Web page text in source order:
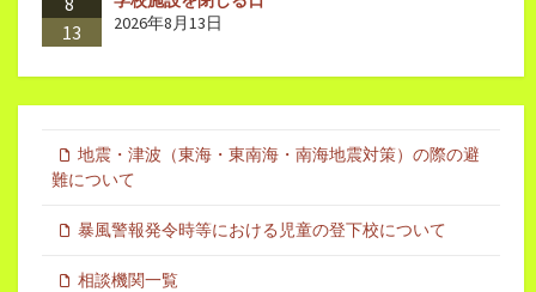
13
2026年8月13日
地震・津波（東海・東南海・南海地震対策）の際の避
難について
暴風警報発令時等における児童の登下校について
相談機関一覧